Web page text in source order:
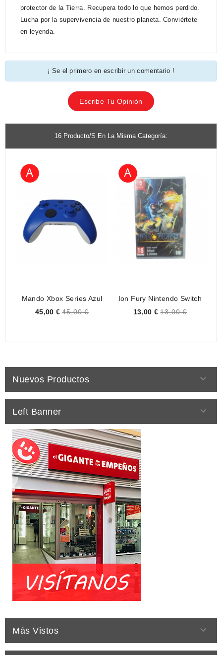
protector de la Tierra. Recupera todo lo que hemos perdido.
Lucha por la supervivencia de nuestro planeta. Conviértete
en leyenda.
¡ Se el primero en escribir un comentario !
Escribe Tu Opinión
16 Producto/s En La Misma Categoría:
Mando Xbox Series Azul
Price
45,00 € 45,00 €
Ion Fury Nintendo Switch
Price
13,00 € 13,00 €
Nuevos Productos 
Left Banner 
Más Vistos 